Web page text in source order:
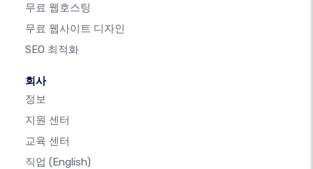
무료 웹호스팅
무료 웹사이트 디자인
SEO 최적화
회사
정보
지원 센터
교육 센터
직업 (English)